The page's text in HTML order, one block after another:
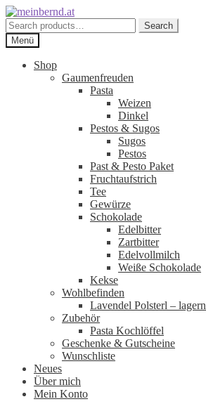
Zur
Navigation
springen
Zum
Inhalt
springen
Search
for:
Search
Menü
Shop
Gaumenfreuden
Pasta
Weizen
Dinkel
Pestos & Sugos
Sugos
Pestos
Past & Pesto Paket
Fruchtaufstrich
Tee
Gewürze
Schokolade
Edelbitter
Zartbitter
Edelvollmilch
Weiße Schokolade
Kekse
Wohlbefinden
Lavendel Polsterl –
Zubehör
Pasta Kochlöffel
Geschenke & Gutscheine
Wunschliste
Neues
Über mich
Mein Konto